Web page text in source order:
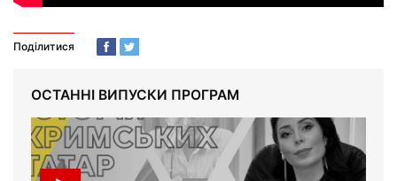
Поділитися
ОСТАННІ ВИПУСКИ ПРОГРАМ